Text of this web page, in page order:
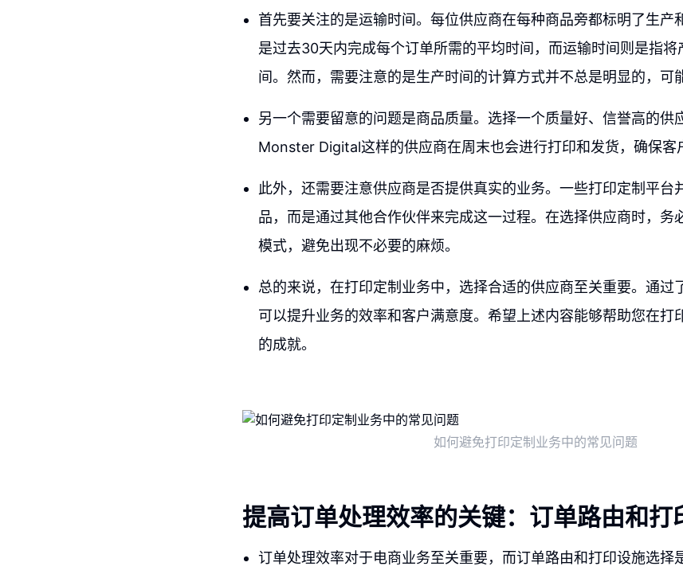
首先要关注的是运输时间。每位供应商在每种商品旁都标明了生产
是过去30天内完成每个订单所需的平均时间，而运输时间则是指
间。然而，需要注意的是生产时间的计算方式并不总是明显的，可
另一个需要留意的问题是商品质量。选择一个质量好、信誉高的供
Monster Digital这样的供应商在周末也会进行打印和发货，确保客
此外，还需要注意供应商是否提供真实的业务。一些打印定制平台
品，而是通过其他合作伙伴来完成这一过程。在选择供应商时，务
模式，避免出现不必要的麻烦。
总的来说，在打印定制业务中，选择合适的供应商至关重要。通过
可以提升业务的效率和客户满意度。希望上述内容能够帮助您在打
的成就。
如何避免打印定制业务中的常见问题
提高订单处理效率的关键：订单路由和打
订单处理效率对于电商业务至关重要，而订单路由和打印设施选择